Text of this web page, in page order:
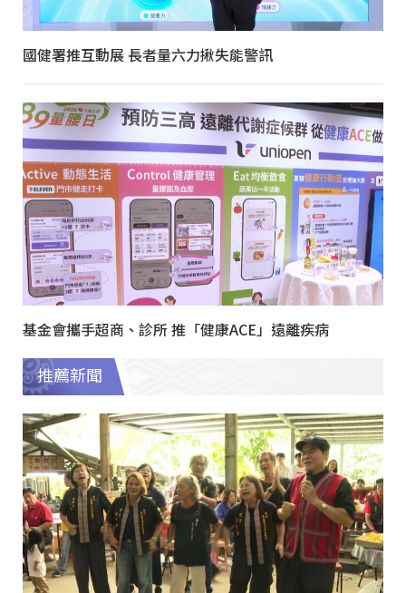
國健署推互動展 長者量六力揪失能警訊
基金會攜手超商、診所 推「健康ACE」遠離疾病
推薦新聞